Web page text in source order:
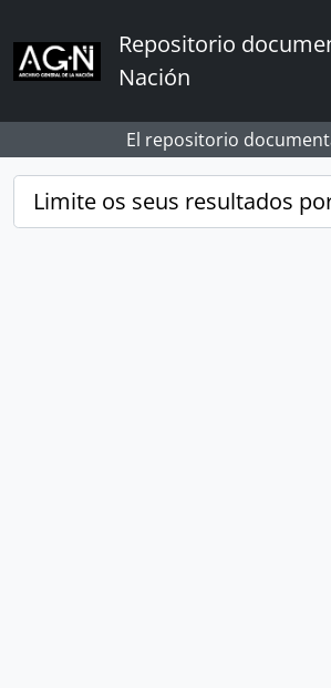
Repositorio
Nación
El repositorio
Limite os seus resultados